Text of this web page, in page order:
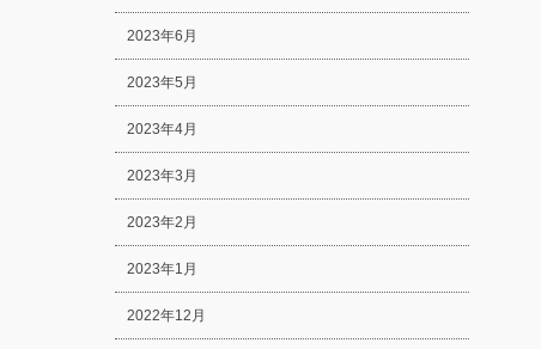
2023年6月
2023年5月
2023年4月
2023年3月
2023年2月
2023年1月
2022年12月